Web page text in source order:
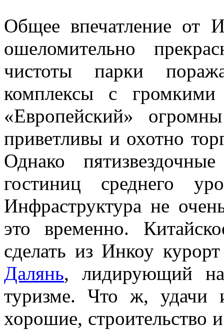
Общее впечатление от
ошеломительно
чистоты парки
комплексы с громкими
«Европейский»
приветливы и охотно
Однако
гостиниц среднего
Инфраструктура не
это временно.
сделать из Инкоу
Далянь, лидирующий
туризме. Что ж, удачи
хорошие, строительство